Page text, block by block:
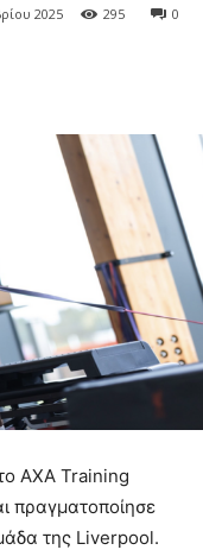
2025 0
295
AXA Training
πραγματοποίησε
της Liverpool.